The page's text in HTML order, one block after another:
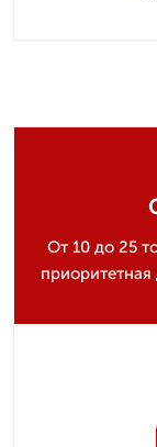
От 10 до 25